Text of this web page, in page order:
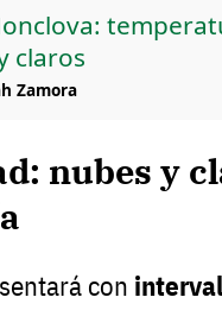
claros
Zamora
nubes y
con